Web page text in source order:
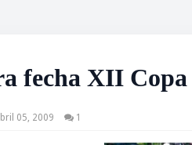
fecha XII
05, 2009 1